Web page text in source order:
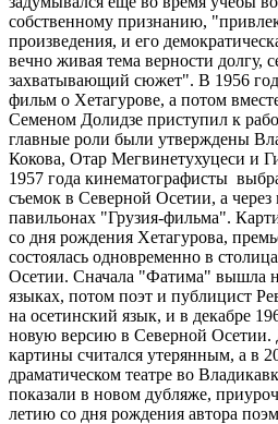
собственному признанию,
произведения, и его
вечно живая тема верности долгу,
захватывающий сюжет". В 1956
фильм о Хетагурове, а потом
Семеном Долидзе приступил к
главные роли были утверждены
Кокова, Отар Мегвинетухуцеси и
1957 года кинематографисты
съемок в Северной Осетии, а через
павильонах "Грузия-фильма".
со дня рождения Хетагурова,
состоялась одновременно в
Осетии. Сначала "Фатима" вышла
языках, потом поэт и публицист
на осетинский язык, и в декабре
новую версию в Северной Осетии.
картины считался утерянным, а в
драматическом театре во
показали в новом дубляже,
летию со дня рождения автора